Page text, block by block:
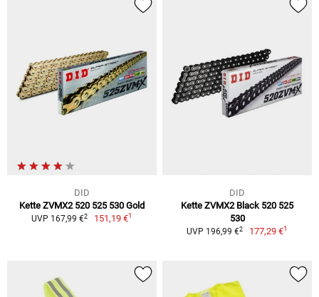
DID
Kette ZVMX2 520 525 530 Gold
UVP 167,99 €2 151,19 €1
DID
Kette ZVMX2 Black 520 525
530
UVP 196,99 €2 177,29 €1